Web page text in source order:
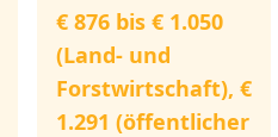
€ 876 bis € 1.050
(Land- und
Forstwirtschaft), €
1.291 (öffentlicher